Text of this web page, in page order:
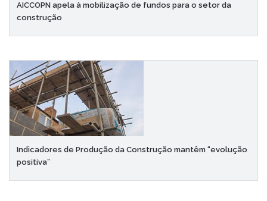
AICCOPN apela à mobilização de fundos para o setor da
construção
Indicadores de Produção da Construção mantêm “evolução
positiva”